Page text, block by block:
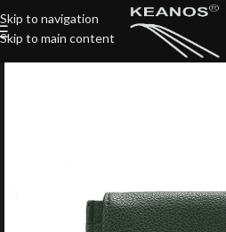
Skip to navigation
Skip to main content